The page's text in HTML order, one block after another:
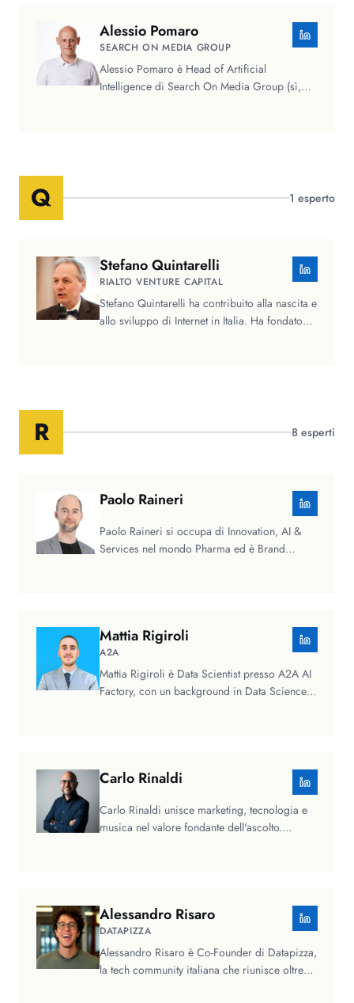
Alessio Pomaro
SEARCH ON MEDIA GROUP
Alessio Pomaro è Head of Artificial
Intelligence di Search On Media Group (sì,
Q 1 esperto
StefanoQuintarelli
RIALTO VENTURE CAPITAL
Stefano Quintarelli ha contribuito alla nascita e
allo sviluppo di Internet in Italia. Ha fondato
R 8 esperti
Paolo Raineri
Paolo Raineri si occupa di Innovation, AI &
Services nel mondo Pharma ed è Brand
Mattia Rigiroli
A2A
Mattia Rigiroli è Data Scientist presso A2A AI
Factory, con un background in Data Science e
Carlo Rinaldi
Carlo Rinaldi unisce marketing, tecnologia e
musica nel valore fondante dell'ascolto.
Alessandro Risaro
DATAPIZZA
Alessandro Risaro è Co-Founder di Datapizza,
la tech community italiana che riunisce oltre